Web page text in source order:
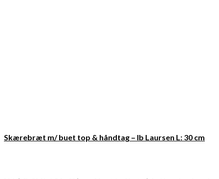
Skærebræt m/ buet top & håndtag – Ib Laursen L: 30 cm